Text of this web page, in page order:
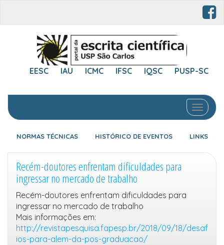
EESC IAU ICMC IFSC IQSC PUSP-SC
Toggle
NORMAS TÉCNICAS HISTÓRICO DE EVENTOS LINKS
Recém-doutores enfrentam dificuldades para
ingressar no mercado de trabalho
Recém-doutores enfrentam dificuldades para
ingressar no mercado de trabalho
Mais informações em:
http://revistapesquisa.fapesp.br/2018/09/18/desaf
ios-para-alem-da-pos-graduacao/